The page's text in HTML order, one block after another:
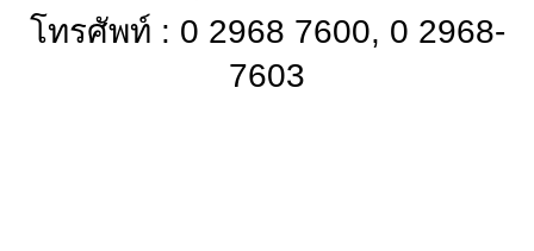
โทรศัพท์ : 0 2968 7600, 0 2968-
7603